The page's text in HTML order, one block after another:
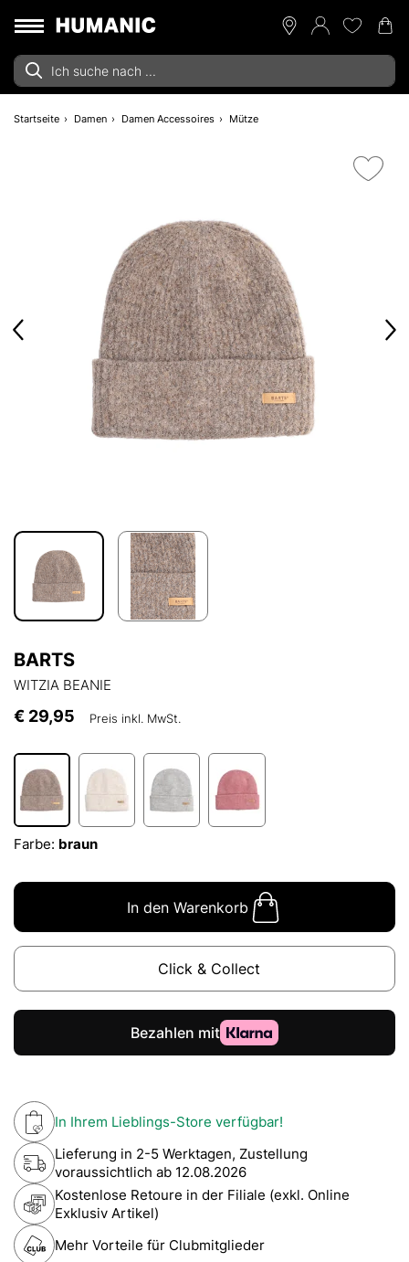
Startseite Damen Damen Accessoires Mütze
BARTS
WITZIA BEANIE
€ 29,95 Preis inkl. MwSt.
Farbe: braun
In den Warenkorb
Click & Collect
In Ihrem Lieblings-Store verfügbar!
Lieferung in 2-5 Werktagen, Zustellung
voraussichtlich ab 12.08.2026
Kostenlose Retoure in der Filiale (exkl. Online
Exklusiv Artikel)
Mehr Vorteile für Clubmitglieder